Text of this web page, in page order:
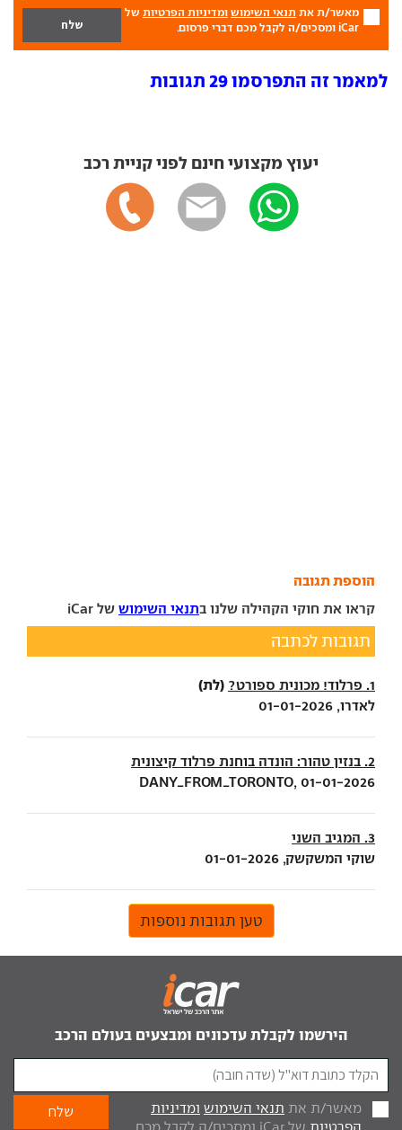
מאשר/ת את תנאי השימוש ומדיניות הפרטיות של
iCar ומסכים/ה לקבל מכם דברי פרסום.
למאמר זה התפרסמו 29 תגובות
יעוץ מקצועי חינם לפני קניית רכב
הוספת תגובה
קראו את חוקי הקהילה שלנו בתנאי השימוש של iCar
תגובות לכתבה
1. פרלוד! מכונית ספורט? (לת)
לאדרו, 01-01-2026
2. בנזין טהור: הונדה בוחנת פרלוד קיצונית
DANY_FROM_TORONTO, 01-01-2026
3. המגיב השני
שוקי המשקשק, 01-01-2026
טען תגובות נוספות
הירשמו לקבלת עדכונים ומבצעים בעולם הרכב
מאשר/ת את תנאי השימוש ומדיניות
הפרטיות
של iCar ומסכים/ה לקבל מכם